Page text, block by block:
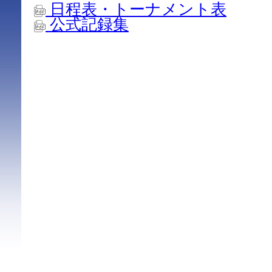
日程表・トーナメント表
公式記録集